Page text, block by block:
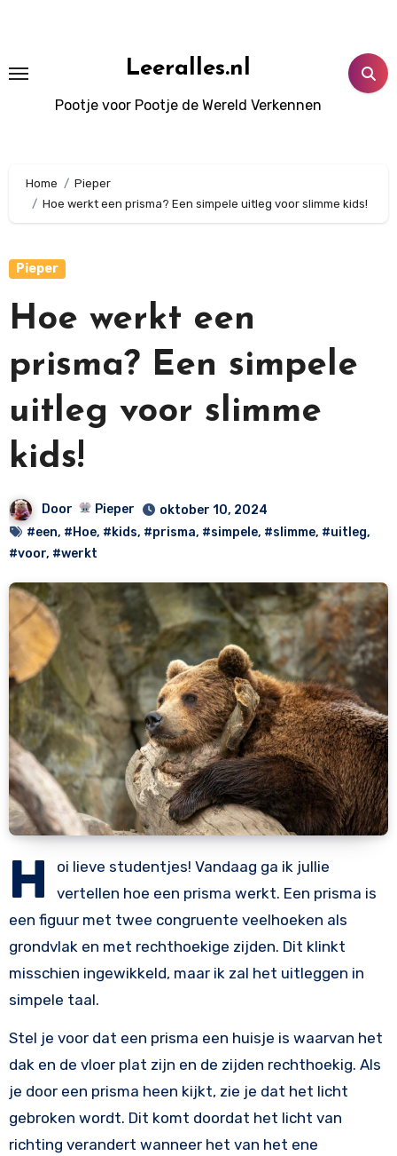
Leeralles.nl
Pootje voor Pootje de Wereld Verkennen
Home
Pieper
Hoe werkt een prisma? Een simpele uitleg voor slimme kids!
Pieper
Hoe werkt een
prisma? Een simpele
uitleg voor slimme
kids!
Door Pieper
oktober 10, 2024
#een, #Hoe, #kids, #prisma, #simpele, #slimme, #uitleg,
#voor, #werkt
H
oi lieve studentjes! Vandaag ga ik jullie
vertellen hoe een prisma werkt. Een prisma is
een figuur met twee congruente veelhoeken als
grondvlak en met rechthoekige zijden. Dit klinkt
misschien ingewikkeld, maar ik zal het uitleggen in
simpele taal.
Stel je voor dat een prisma een huisje is waarvan het
dak en de vloer plat zijn en de zijden rechthoekig. Als
je door een prisma heen kijkt, zie je dat het licht
gebroken wordt. Dit komt doordat het licht van
richting verandert wanneer het van het ene